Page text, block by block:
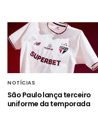
NOTÍCIAS
São Paulo lança terceiro
uniforme da temporada